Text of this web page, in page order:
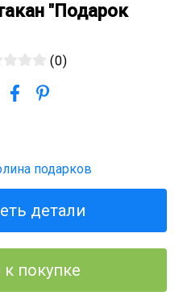
"Подарок
(0)
подарков
детали
покупке